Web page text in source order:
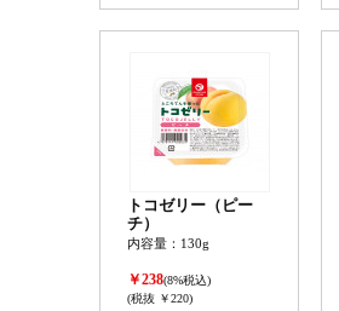
トコゼリー（ピー
チ）
内容量：130g
￥238(8%税込)
(税抜 ￥220)